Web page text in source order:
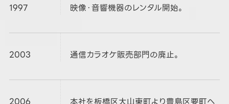
1997 映像・音響機器のレンタル開始。
2003 通信カラオケ販売部門の廃止。